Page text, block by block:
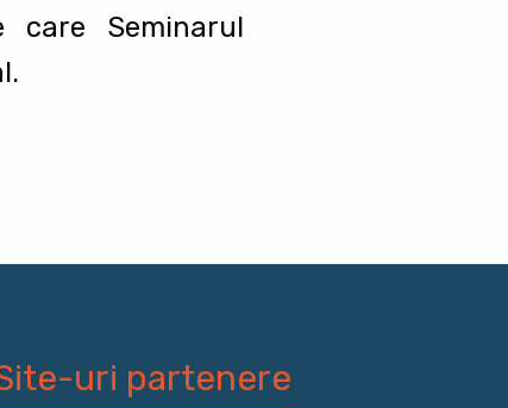
Seminarul
uri partenere